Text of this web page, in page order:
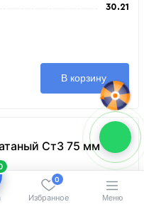
Избранное
0
Меню
30.21
В корзину
Ст3 75 мм
6 м